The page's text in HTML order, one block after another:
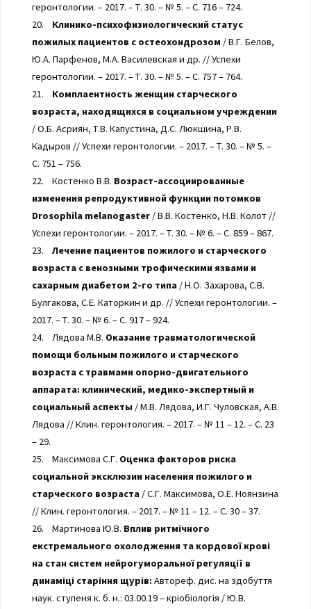
геронтологии. – 2017. – Т. 30. – № 5. – С. 716 – 724.
20. Клинико-психофизиологический статус
пожилых пациентов с остеохондрозом / В.Г. Белов,
Ю.А. Парфенов, М.А. Василевская и др. // Успехи
геронтологии. – 2017. – Т. 30. – № 5. – С. 757 – 764.
21.
Комплаентность женщин старческого
возраста, находящихся в социальном учреждении
/ О.Б. Асриян, Т.В. Капустина, Д.С. Люкшина, Р.В.
Кадыров // Успехи геронтологии. – 2017. – Т. 30. – № 5. –
С. 751 – 756.
22. Костенко В.В. Возраст-ассоциированные
изменения репродуктивной функции потомков
Drosophila melanogaster/ В.В. Костенко, Н.В. Колот //
Успехи геронтологии. – 2017. – Т. 30. – № 6. – С. 859 – 867.
23.Лечение пациентов пожилого и старческого
возраста с венозными трофическими язвами и
сахарным диабетом 2-го типа/ Н.О. Захарова, С.В.
Булгакова, С.Е. Каторкин и др. // Успехи геронтологии. –
2017. – Т. 30. – № 6. – С. 917 – 924.
24. Лядова М.В. Оказание травматологической
помощи больным пожилого и старческого
возраста с травмами опорно-двигательного
аппарата: клинический, медико-экспертный и
социальный аспекты / М.В. Лядова, И.Г. Чуловская, А.В.
Лядова // Клин. геронтология. – 2017. – № 11 – 12. – С. 23
– 29.
25. Максимова С.Г. Оценка факторов риска
социальной эксклюзии населения пожилого и
старческого возраста/ С.Г. Максимова, О.Е. Ноянзина
// Клин. геронтология. – 2017. – № 11 – 12. – С. 30 – 37.
26. Мартинова Ю.В. Вплив ритмічного
екстремального охолодження та кордової крові
на стан систем нейрогуморальної регуляції в
динаміці старіння щурів:Автореф. дис. на здобуття
наук. ступеня к. б. н.: 03.00.19 – кріобіологія / Ю.В.